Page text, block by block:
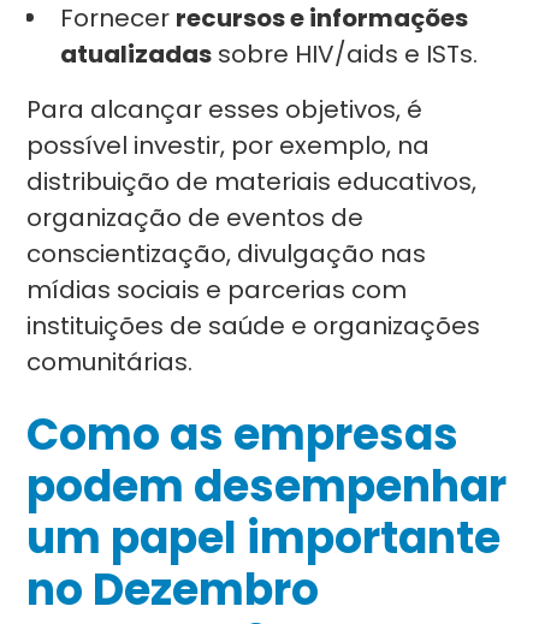
Fornecer recursos e informações
atualizadas sobre HIV/aids e ISTs.
Para alcançar esses objetivos, é
possível investir, por exemplo, na
distribuição de materiais educativos,
organização de eventos de
conscientização, divulgação nas
mídias sociais e parcerias com
instituições de saúde e organizações
comunitárias.
Como as empresas
podem desempenhar
um papel importante
no Dezembro